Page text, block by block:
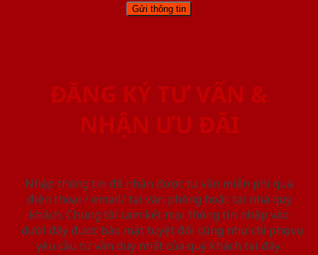
ĐĂNG KÝ TƯ VẤN &
NHẬN ƯU ĐÃI
Nhập thông tin để nhận được tư vấn miễn phí qua
điện thoại / email/ tại văn phòng hoặc tại nhà quý
khách. Chúng tôi cam kết mọi thông tin nhập vào
dưới đây được bảo mật tuyệt đối cũng như chỉ phục vụ
yêu cầu tư vấn duy nhất của quý khách tại đây.